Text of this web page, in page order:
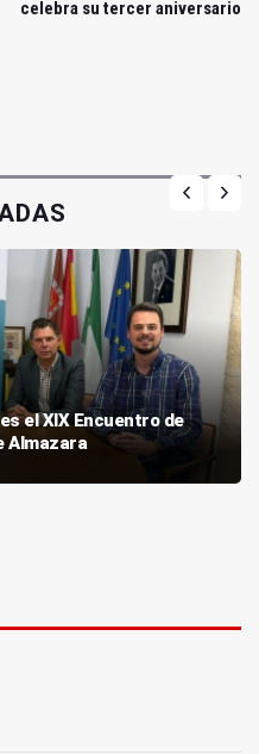
celebra su tercer aniversario
el XIX Encuentro de
Almazara